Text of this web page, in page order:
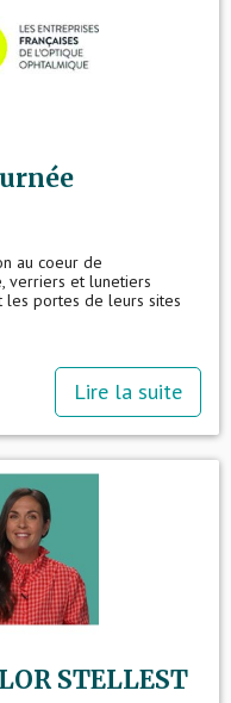
au coeur de
verriers et lunetiers
portes de leurs sites
Lire la suite
STELLEST